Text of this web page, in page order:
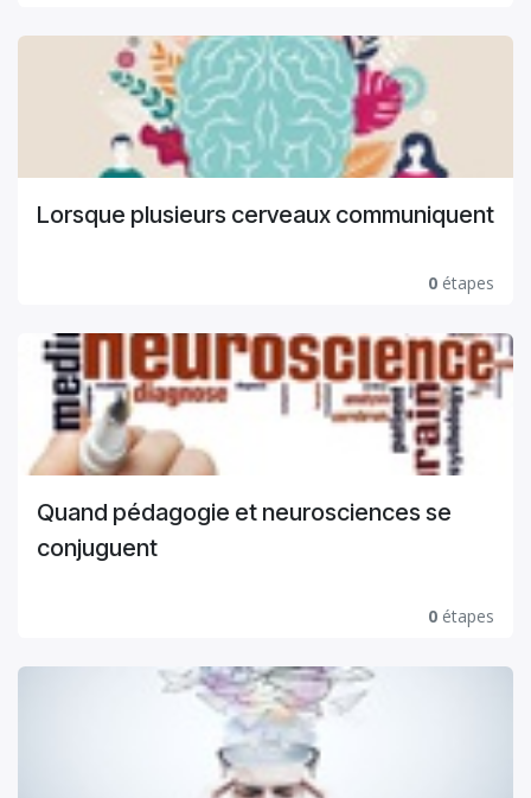
Lorsque plusieurs cerveaux communiquent
0 étapes
Quand pédagogie et neurosciences se
conjuguent
0 étapes